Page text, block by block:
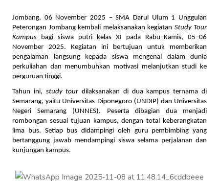
Jombang, 06 November 2025 – SMA Darul Ulum 1 Unggulan
Peterongan Jombang kembali melaksanakan kegiatan Study Tour
Kampus bagi siswa putri kelas XI pada Rabu–Kamis, 05–06
November 2025. Kegiatan ini bertujuan untuk memberikan
pengalaman langsung kepada siswa mengenal dalam dunia
perkuliahan dan menumbuhkan motivasi melanjutkan studi ke
perguruan tinggi.
Tahun ini, study tourdilaksanakan di dua kampus ternama di
Semarang, yaitu Universitas Diponegoro (UNDIP) dan Universitas
Negeri Semarang (UNNES). Peserta dibagian dua menjadi
rombongan sesuai tujuan kampus, dengan total keberangkatan
lima bus. Setiap bus didampingi oleh guru pembimbing yang
bertanggung jawab mendampingi siswa selama perjalanan dan
kunjungan kampus.